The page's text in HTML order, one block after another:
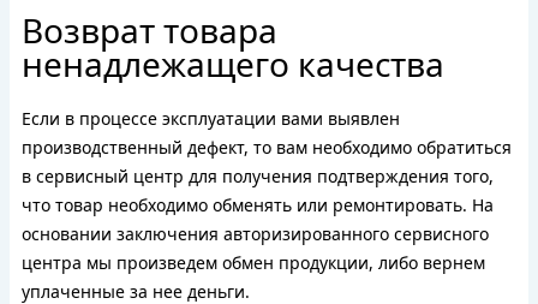
Возврат товара
ненадлежащего качества
Если в процессе эксплуатации вами выявлен
производственный дефект, то вам необходимо обратиться
в сервисный центр для получения подтверждения того,
что товар необходимо обменять или ремонтировать. На
основании заключения авторизированного сервисного
центра мы произведем обмен продукции, либо вернем
уплаченные за нее деньги.